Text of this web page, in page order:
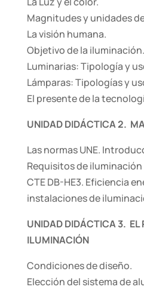
Magnitudes y unidades
La visión humana.
Objetivo de la iluminación.
Luminarias: Tipología y
Lámparas: Tipologías y
El presente de la
UNIDAD DIDÁCTICA 2.
Las normas UNE.
Requisitos de
CTE DB-HE3. Eficiencia
instalaciones de
UNIDAD DIDÁCTICA 3. EL
ILUMINACIÓN
Condiciones de diseño.
Elección del sistema de